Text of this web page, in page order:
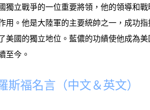
獨立戰爭的一位重要將領，他的領導和
用。他是大陸軍的主要統帥之一，成功
美國的獨立地位。藍儂的功績使他成為
至今。
斯福名言（中文＆英文）